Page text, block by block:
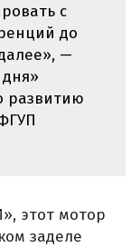
с
до
—
развитию
этот мотор
заделе